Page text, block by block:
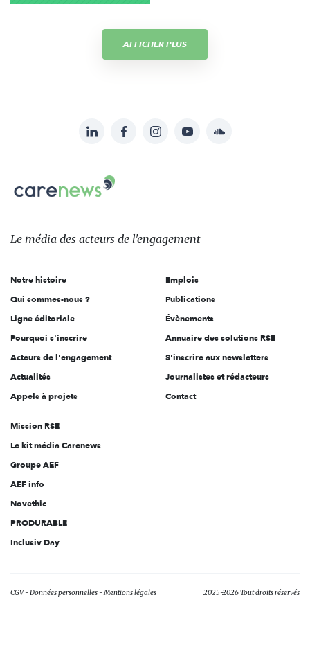
AFFICHER PLUS
sur:
LinkedInFacebookInstagramYouTubeSoundcloud
Le
des
l'engagement
Le média des acteurs de l'engagement
Notre histoire
Qui sommes-nous ?
Ligne éditoriale
Pourquoi s'inscrire
Acteurs de l'engagement
Actualités
Appels à projets
Emplois
Publications
Évènements
Annuaire des solutions RSE
S'inscrire aux newsletters
Journalistes et rédacteurs
Contact
Mission RSE
Le kit média Carenews
Groupe AEF
AEF info
Novethic
PRODURABLE
Inclusiv Day
CGV Données personnelles Mentions légales 2025-2026 Tout droits réservés